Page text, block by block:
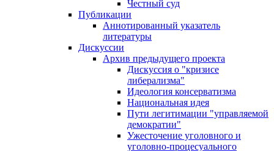
Честный суд
Публикации
Аннотированный указатель
литературы
Дискуссии
Архив предыдущего проекта
Дискуссия о "кризисе
либерализма"
Идеология консерватизма
Национальная идея
Пути легитимации "управляемой
демократии"
Ужесточение уголовного и
уголовно-процесуального